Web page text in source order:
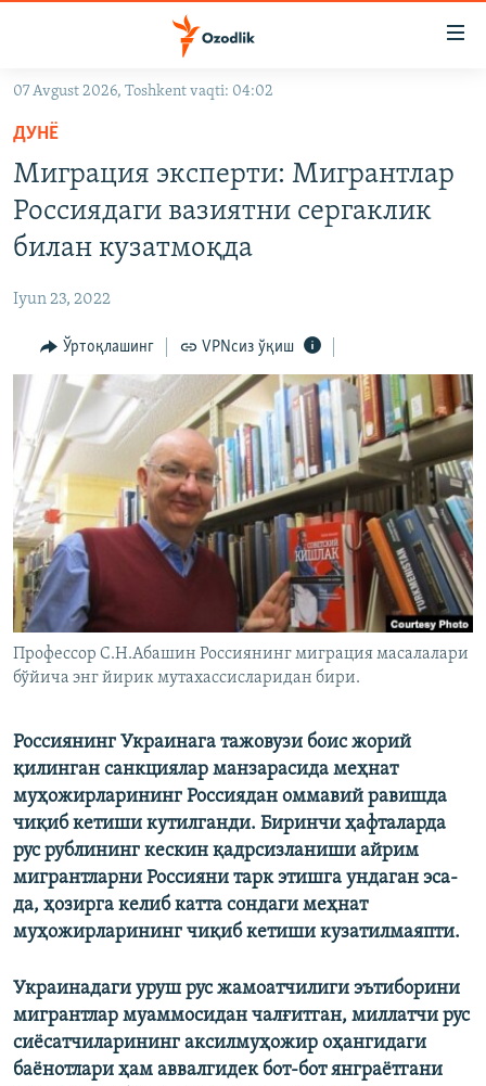
Асосий
навигацияга
ўтинг
Қидиришга
ўтинг
OZODARXIV
На русском
ИЖТИМОИЙ ТАРМОҚЛАР
Озодлик бошқа тилларда
07 Avgust 2026, Toshkent vaqti: 04:02
ДУНË
Миграция эксперти: Мигрантлар
Россиядаги вазиятни сергаклик
билан кузатмоқда
Iyun 23, 2022
Ўртоқлашинг VPNсиз ўқиш
Профессор С.Н.Абашин Россиянинг миграция масалалари
бўйича энг йирик мутахассисларидан бири.
Россиянинг Украинага тажовузи боис жорий
қилинган санкциялар манзарасида меҳнат
муҳожирларининг Россиядан оммавий равишда
чиқиб кетиши кутилганди. Биринчи ҳафталарда
рус рублининг кескин қадрсизланиши айрим
мигрантларни Россияни тарк этишга ундаган эса-
да, ҳозирга келиб катта сондаги меҳнат
муҳожирларининг чиқиб кетиши кузатилмаяпти.
Украинадаги уруш рус жамоатчилиги эътиборини
мигрантлар муаммосидан чалғитган, миллатчи рус
сиёсатчиларининг аксилмуҳожир оҳангидаги
баёнотлари ҳам аввалгидек бот-бот янграётгани